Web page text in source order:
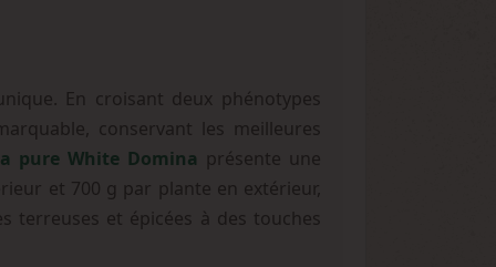
En croisant deux phénotypes
conservant les meilleures
pure White Domina présente une
et 700 g par plante en extérieur,
terreuses et épicées à des touches